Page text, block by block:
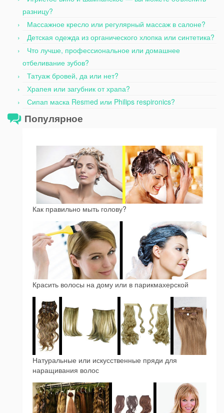
разницу?
Массажное кресло или регулярный массаж в салоне?
Детская одежда из органического хлопка или синтетика?
Что лучше, профессиональное или домашнее
отбеливание зубов?
Татуаж бровей, да или нет?
Храпея или загубник от храпа?
Сипап маска Resmed или Philips respironics?
Популярное
Как правильно мыть голову?
Красить волосы на дому или в парикмахерской
Натуральные или искусственные пряди для
наращивания волос